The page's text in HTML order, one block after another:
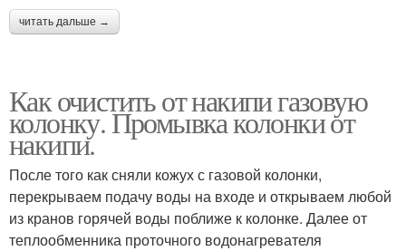
читать дальше →
Как очистить от накипи газовую
колонку. Промывка колонки от
накипи.
После того как сняли кожух с газовой колонки,
перекрываем подачу воды на входе и открываем любой
из кранов горячей воды поближе к колонке. Далее от
теплообменника проточного водонагревателя